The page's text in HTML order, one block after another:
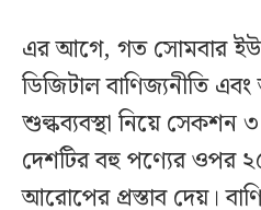
এর আগে, গত সোমবার
ডিজিটাল বাণিজ্যনীতি
শুল্কব্যবস্থা নিয়ে সেকশন
দেশটির বহু পণ্যের ওপর
আরোপের প্রস্তাব দেয়।